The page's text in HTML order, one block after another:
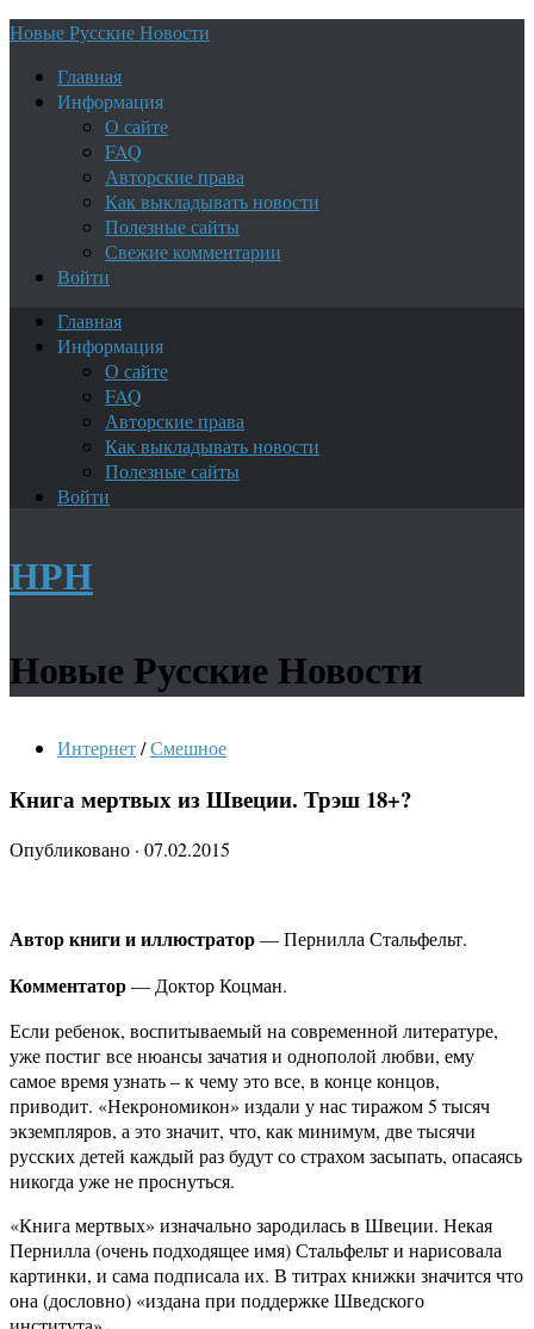
Новые Русские Новости
Главная
Информация
О сайте
FAQ
Авторские права
Как выкладывать новости
Полезные сайты
Свежие комментарии
Войти
Главная
Информация
О сайте
FAQ
Авторские права
Как выкладывать новости
Полезные сайты
Войти
НРН
Новые Русские Новости
Интернет/Смешное
Книга мертвых из Швеции. Трэш 18+?
Опубликовано · 07.02.2015
Автор книги и иллюстратор— Пернилла Стальфельт.
Комментатор— Доктор Коцман.
Если ребенок, воспитываемый на современной литературе,
уже постиг все нюансы зачатия и однополой любви, ему
самое время узнать – к чему это все, в конце концов,
приводит. «Некрономикон» издали у нас тиражом 5 тысяч
экземпляров, а это значит, что, как минимум, две тысячи
русских детей каждый раз будут со страхом засыпать, опасаясь
никогда уже не проснуться.
«Книга мертвых» изначально зародилась в Швеции. Некая
Пернилла (очень подходящее имя) Стальфельт и нарисовала
картинки, и сама подписала их. В титрах книжки значится что
она (дословно) «издана при поддержке Шведского